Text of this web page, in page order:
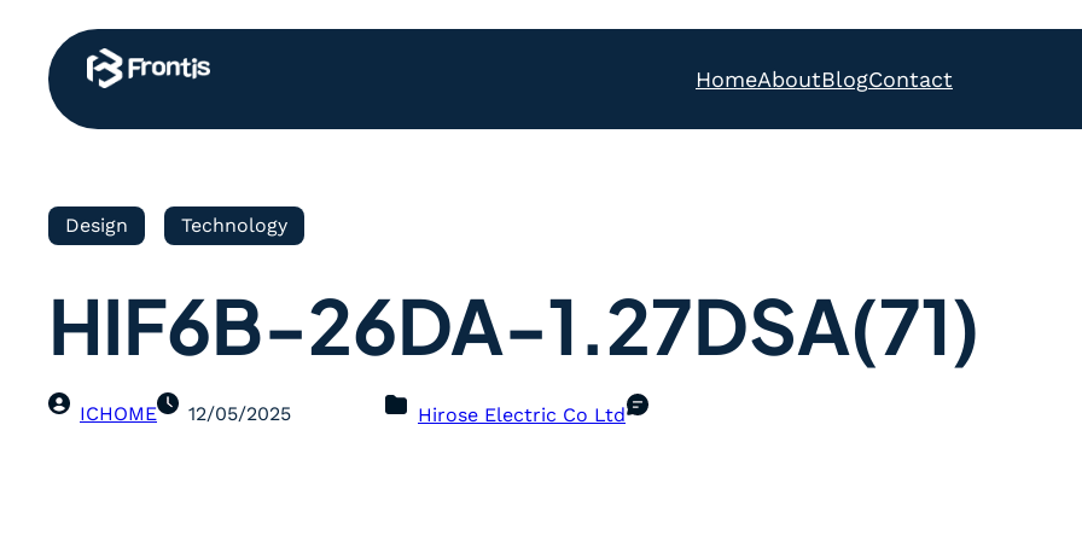
HomeAboutBlogContact
Design Technology
HIF6B-26DA-1.27DSA(71)
ICHOME 12/05/2025 Hirose Electric Co Ltd